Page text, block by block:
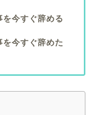
今すぐ辞める
今すぐ辞めた